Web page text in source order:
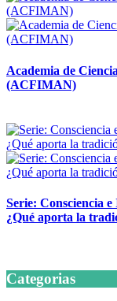
Academia de
(ACFIMAN)
Serie: Consciencia
¿Qué aporta la
Categorias